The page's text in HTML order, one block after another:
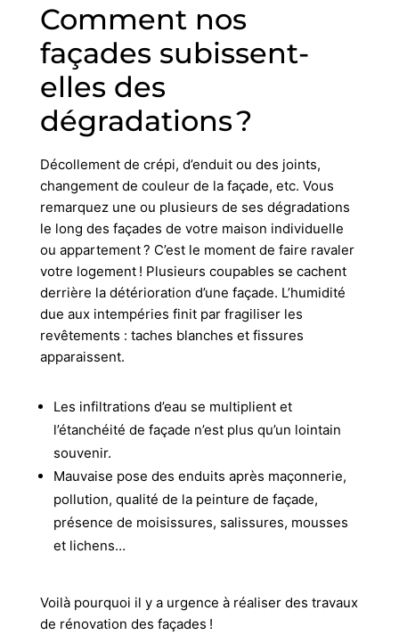
Comment nos
façades subissent-
elles des
dégradations ?
Décollement de crépi, d’enduit ou des joints,
changement de couleur de la façade, etc. Vous
remarquez une ou plusieurs de ses dégradations
le long des façades de votre maison individuelle
ou appartement ? C’est le moment de faire ravaler
votre logement ! Plusieurs coupables se cachent
derrière la détérioration d’une façade. L’humidité
due aux intempéries finit par fragiliser les
revêtements : taches blanches et fissures
apparaissent.
Les infiltrations d’eau se multiplient et
l’étanchéité de façade n’est plus qu’un lointain
souvenir.
Mauvaise pose des enduits après maçonnerie,
pollution, qualité de la peinture de façade,
présence de moisissures, salissures, mousses
et lichens…
Voilà pourquoi il y a urgence à réaliser des travaux
de rénovation des façades !